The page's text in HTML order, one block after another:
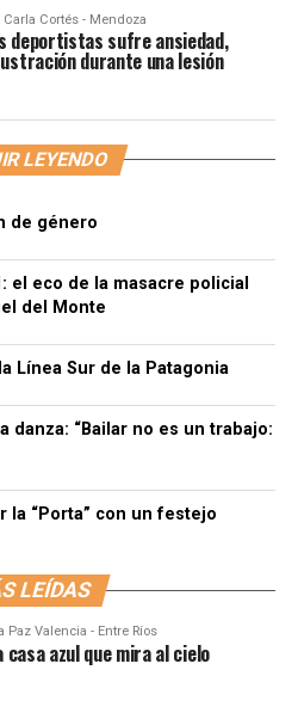
Carla Cortés - Mendoza
deportistas sufre ansiedad,
durante una lesión
LEYENDO
de género
el eco de la masacre policial
del Monte
Línea Sur de la Patagonia
danza: “Bailar no es un trabajo:
la “Porta” con un festejo
LEÍDAS
Paz Valencia - Entre Ríos
casa azul que mira al cielo